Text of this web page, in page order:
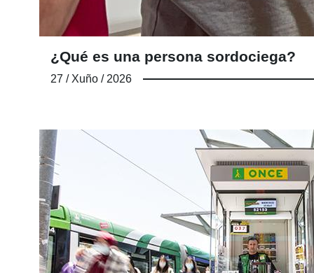
¿Qué es una persona sordociega?
27 / Xuño / 2026